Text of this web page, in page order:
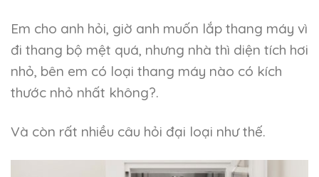
Em cho anh hỏi, giờ anh muốn lắp thang máy vì
đi thang bộ mệt quá, nhưng nhà thì diện tích hơi
nhỏ, bên em có loại thang máy nào có kích
thước nhỏ nhất không?.
Và còn rất nhiều câu hỏi đại loại như thế.